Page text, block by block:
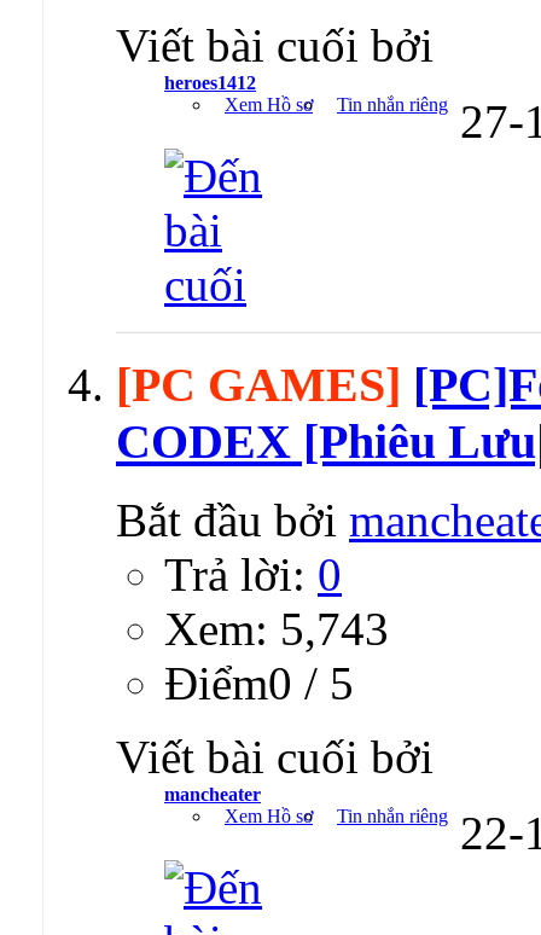
Viết bài cuối bởi
heroes1412
Xem Hồ sơ
Tin nhắn riêng 27-
[PC GAMES]
CODEX [Phiêu
Bắt đầu bởi
Trả lời: 0
Xem: 5,743
Ðiểm0 / 5
Viết bài cuối bởi
mancheater
Xem Hồ sơ
Tin nhắn riêng 22-